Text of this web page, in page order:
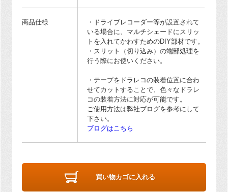
商品仕様
・ドライブレコーダー等が設置されて
いる場合に、マルチシェードにスリッ
トを入れてかわすためのDIY部材です。
・スリット（切り込み）の端部処理を
行う際にお使いください。
・テープをドラレコの装着位置に合わ
せてカットすることで、色々なドラレ
コの装着方法に対応が可能です。
ご使用方法は弊社ブログを参考にして
下さい。
ブログはこちら
買い物カゴに入れる